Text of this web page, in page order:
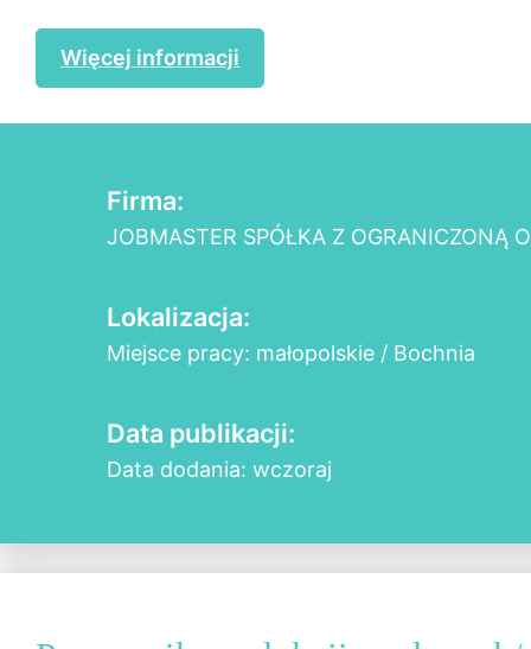
Więcej informacji
Firma:
JOBMASTER SPÓŁKA Z OGRANICZONĄ
Lokalizacja:
Miejsce pracy: małopolskie / Bochnia
Data publikacji:
Data dodania: wczoraj